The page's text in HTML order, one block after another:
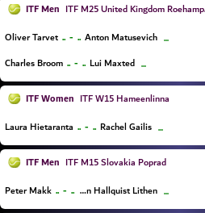
ITF Men ITF M25 United Kingdom Roehampton
Oliver Tarvet .. - .. Anton Matusevich ...
Charles Broom .. - .. Lui Maxted ...
ITF Women ITF W15 Hameenlinna
Laura Hietaranta .. - .. Rachel Gailis ...
ITF Men ITF M15 Slovakia Poprad
Peter Makk .. - .. John Hallquist Lithen ...